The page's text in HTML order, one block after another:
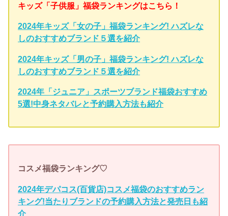
キッズ「子供服」福袋ランキングはこちら！
2024年キッズ「女の子」福袋ランキング! ハズレな
しのおすすめブランド５選を紹介
2024年キッズ「男の子」福袋ランキング! ハズレな
しのおすすめブランド５選を紹介
2024年「ジュニア」スポーツブランド福袋おすすめ
5選!中身ネタバレと予約購入方法も紹介
コスメ福袋ランキング♡
2024年デパコス(百貨店)コスメ福袋のおすすめラン
キング!当たりブランドの予約購入方法と発売日も紹
介